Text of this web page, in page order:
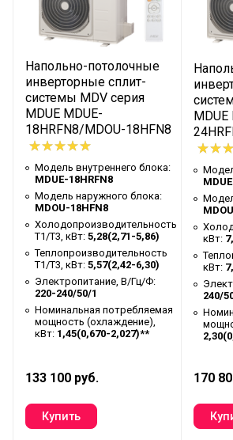
Номинальная потребляемая
мощность (охлаждение), кВт
Коэффициент сезонной
энергоэффективности SEER
Класс энергоэффективности
(охлаждение)
Номинальный потребляемый ток
(охлаждение), А
Номинальная потребляемая
мощность (нагрев), кВт
Коэффициент сезонной
энергоэффективности SCOP
Класс энергоэффективности
(нагрев)
Номинальный потребляемый ток
(нагрев), А
Максимальная потребляемая
мощность, кВт
Максимальный потребляемый
ток, А
Напольно-потолочные
инверторные сплит-
системы MDV серия
MDUE MDUE-
18HRFN8/MDOU-18HFN8
Модель внутреннего блока:
MDUE-18HRFN8
Модель наружного блока:
MDOU-18HFN8
Холодопроизводительность
Т1/Т3, кВт: 5,28(2,71-5,86)
Теплопроизводительность
Т1/Т3, кВт: 5,57(2,42-6,30)
Электропитание, В/Гц/Ф:
220-240/50/1
Номинальная потребляемая
мощность (охлаждение),
кВт: 1,45(0,670-2,027)**
133 100 руб.
MDUE
кВт:
кВт:
240/
170